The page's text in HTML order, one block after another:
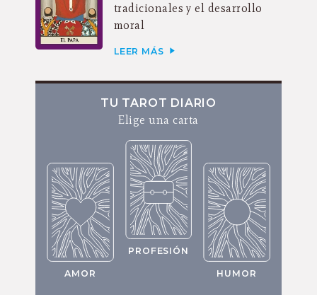
tradicionales y el desarrollo
moral
LEER MÁS
TU TAROT DIARIO
Elige una carta
AMOR
PROFESIÓN
HUMOR